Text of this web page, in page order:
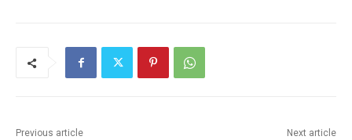
Previous article Next article